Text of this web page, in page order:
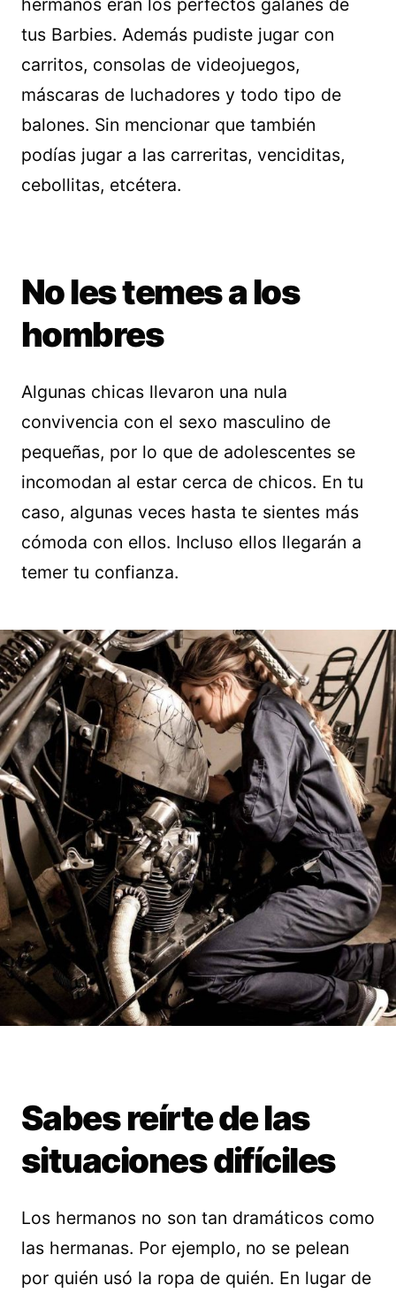
tus Barbies. Además pudiste jugar con
carritos, consolas de videojuegos,
máscaras de luchadores y todo tipo de
balones. Sin mencionar que también
podías jugar a las carreritas, venciditas,
cebollitas, etcétera.
No les temes a los
hombres
Algunas chicas llevaron una nula
convivencia con el sexo masculino de
pequeñas, por lo que de adolescentes se
incomodan al estar cerca de chicos. En tu
caso, algunas veces hasta te sientes más
cómoda con ellos. Incluso ellos llegarán a
temer tu confianza.
Sabes reírte de las
situaciones difíciles
Los hermanos no son tan dramáticos como
las hermanas. Por ejemplo, no se pelean
por quién usó la ropa de quién. En lugar de